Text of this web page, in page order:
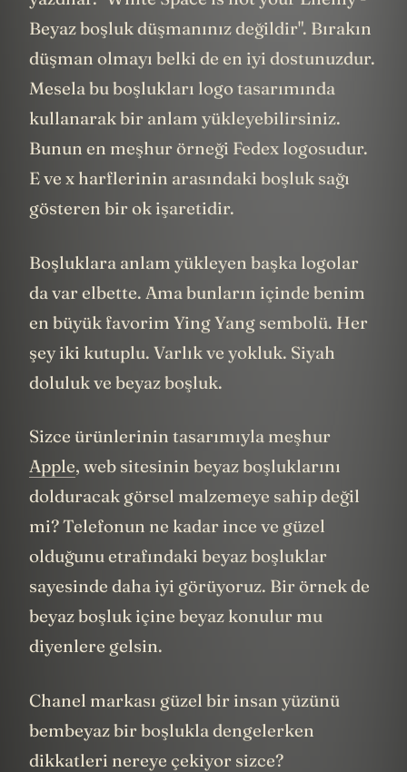
Beyaz boşluk düşmanınız değildir". Bırakın
düşman olmayı belki de en iyi dostunuzdur.
Mesela bu boşlukları logo tasarımında
kullanarak bir anlam yükleyebilirsiniz.
Bunun en meşhur örneği Fedex logosudur.
E ve x harflerinin arasındaki boşluk sağı
gösteren bir ok işaretidir.
Boşluklara anlam yükleyen başka logolar
da var elbette. Ama bunların içinde benim
en büyük favorim Ying Yang sembolü. Her
şey iki kutuplu. Varlık ve yokluk. Siyah
doluluk ve beyaz boşluk.
Sizce ürünlerinin tasarımıyla meşhur
Apple, web sitesinin beyaz boşluklarını
dolduracak görsel malzemeye sahip değil
mi? Telefonun ne kadar ince ve güzel
olduğunu etrafındaki beyaz boşluklar
sayesinde daha iyi görüyoruz. Bir örnek de
beyaz boşluk içine beyaz konulur mu
diyenlere gelsin.
Chanel markası güzel bir insan yüzünü
bembeyaz bir boşlukla dengelerken
dikkatleri nereye çekiyor sizce?